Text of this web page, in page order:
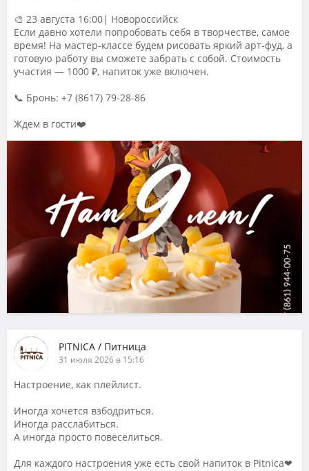
🎨 23 августа 16:00| Новороссийск
Если давно хотели попробовать себя в творчестве, самое
время! На мастер-классе будем рисовать яркий арт-фуд, а
готовую работу вы сможете забрать с собой. Стоимость
участия — 1000 ₽, напиток уже включен.
📞 Бронь: +7 (8617) 79-28-86
Ждем в гости❤️
PITNICA / Питница
31 июля 2026 в 15:16
Настроение, как плейлист.
Иногда хочется взбодриться.
Иногда расслабиться.
А иногда просто повеселиться.
Для каждого настроения уже есть свой напиток в Pitnica❤